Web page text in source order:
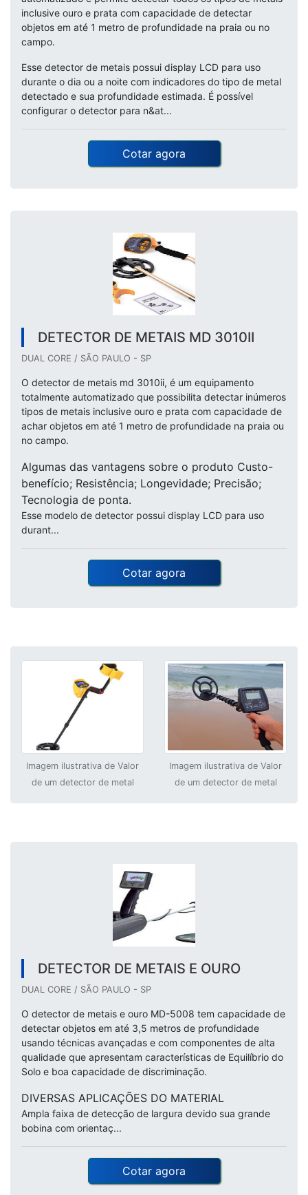
inclusive ouro e prata com capacidade de detectar
objetos em até 1 metro de profundidade na praia ou no
campo.
Esse detector de metais possui display LCD para uso
durante o dia ou a noite com indicadores do tipo de metal
detectado e sua profundidade estimada. É possível
configurar o detector para n&at...
Cotar agora
DETECTOR DE METAIS MD 3010II
DUAL CORE / SÃO PAULO - SP
O detector de metais md 3010ii, é um equipamento
totalmente automatizado que possibilita detectar inúmeros
tipos de metais inclusive ouro e prata com capacidade de
achar objetos em até 1 metro de profundidade na praia ou
no campo.
Algumas das vantagens sobre o produto Custo-
benefício; Resistência; Longevidade; Precisão;
Tecnologia de ponta.
Esse modelo de detector possui display LCD para uso
durant...
Cotar agora
Imagem ilustrativa de Valor
de um detector de metal
Imagem ilustrativa de Valor
de um detector de metal
DETECTOR DE METAIS E OURO
DUAL CORE / SÃO PAULO - SP
O detector de metais e ouro MD-5008 tem capacidade de
detectar objetos em até 3,5 metros de profundidade
usando técnicas avançadas e com componentes de alta
qualidade que apresentam características de Equilíbrio do
Solo e boa capacidade de discriminação.
DIVERSAS APLICAÇÕES DO MATERIAL
Ampla faixa de detecção de largura devido sua grande
bobina com orientaç...
Cotar agora